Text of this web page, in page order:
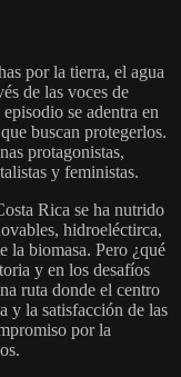
por la tierra, el agua
de las voces de
se adentra en
buscan protegerlos.
protagonistas,
y feministas.
Rica se ha nutrido
hidroeléctirca,
la biomasa. Pero ¿qué
y en los desafíos
ruta donde el centro
y la satisfacción de las
por la